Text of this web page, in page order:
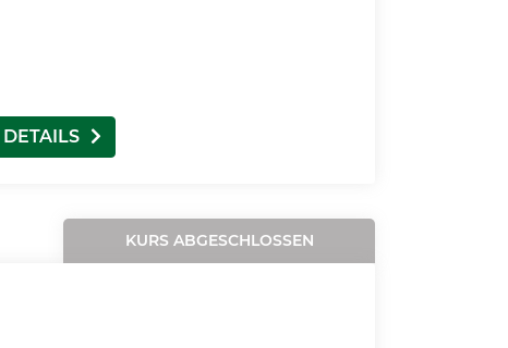
KURS ABGESCHLOSSEN